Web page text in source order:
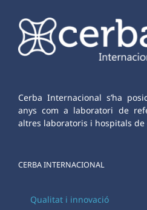
Cerba Internacional s’ha
anys com a laboratori de
altres laboratoris i hospitals
CERBA INTERNACIONAL
Qualitat i innovació